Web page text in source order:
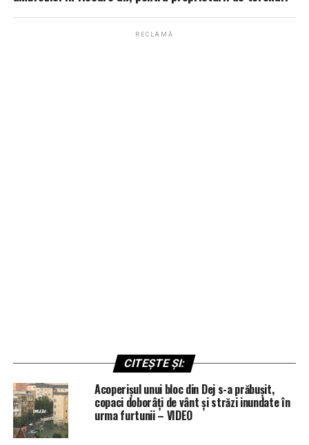
RECLAMĂ
CITEȘTE ȘI:
Acoperișul unui bloc din Dej s-a prăbușit,
copaci doborâți de vânt și străzi inundate în
urma furtunii – VIDEO